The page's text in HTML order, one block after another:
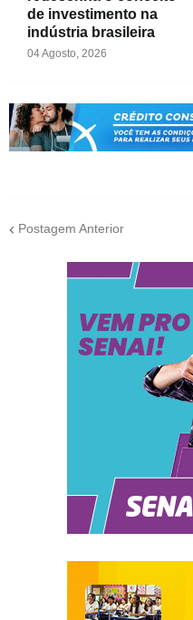
de investimento na
indústria brasileira
04 Agosto, 2026
Postagem Anterior